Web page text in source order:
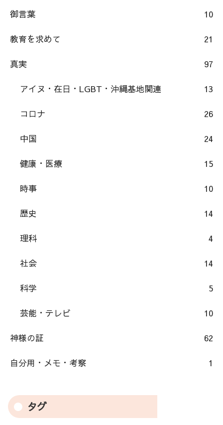
御言葉 10
教育を求めて 21
真実 97
アイヌ・在日・LGBT・沖縄基地関連 13
コロナ 26
中国 24
健康・医療 15
時事 10
歴史 14
理科 4
社会 14
科学 5
芸能・テレビ 10
神様の証 62
自分用・メモ・考察 1
タグ